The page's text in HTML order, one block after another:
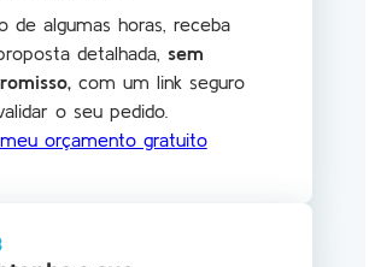
de algumas horas, receba
detalhada, sem
, com um link seguro
o seu pedido.
orçamento gratuito